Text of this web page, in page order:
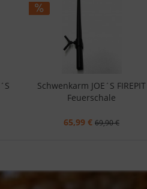
Schwenkarm JOE´S FIREPIT
Feuerschale
65,99 € 69,90 €